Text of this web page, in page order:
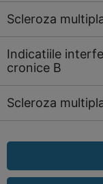
Scleroza
Indicatiile
cronice B
Scleroza